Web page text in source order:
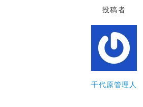
投稿者
千代原管理人